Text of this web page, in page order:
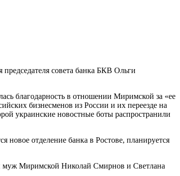
совета банка БКВ Ольги
благодарность в отношении Миримской за «ее
бизнесменов из России и их переезде на
украинские новостные боты распространили
новое отделение банка в Ростове, планируется
муж Миримской Николай Смирнов и Светлана